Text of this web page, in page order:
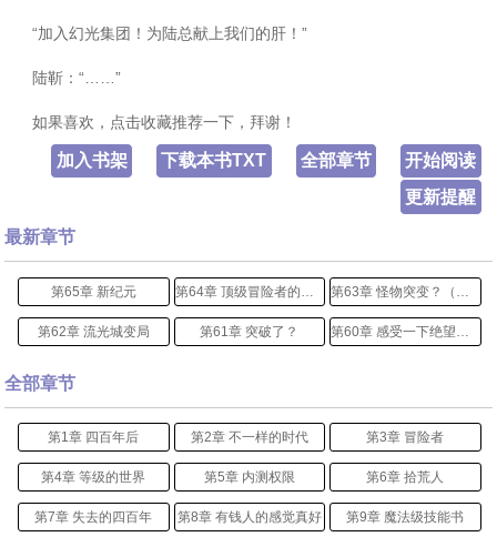
“加入幻光集团！为陆总献上我们的肝！”
陆靳：“……”
如果喜欢，点击收藏推荐一下，拜谢！
开始阅读
全部章节
下载本书TXT
加入书架
更新提醒
最新章节
第65章 新纪元
第62章 流光城变局 第61章 突破了？
全部章节
第1章 四百年后 第2章 不一样的时代 第3章 冒险者
第4章 等级的世界 第5章 内测权限 第6章 拾荒人
第7章 失去的四百年 第8章 有钱人的感觉真好 第9章 魔法级技能书